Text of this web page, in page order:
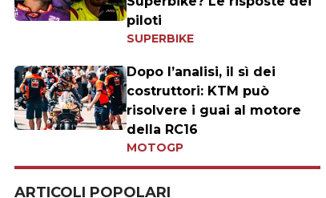
piloti
SUPERBIKE
Dopo l’analisi, il sì dei
costruttori: KTM può
risolvere i guai al motore
della RC16
MOTOGP
ARTICOLI POPOLARI